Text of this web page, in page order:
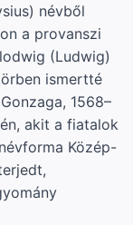
névből
a provanszi
(Ludwig)
ismertté
1568–
akit a fiatalok
Közép-